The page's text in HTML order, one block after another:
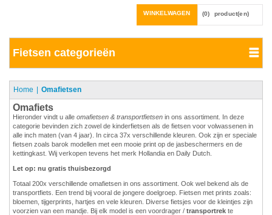
WINKELWAGEN (0) product(en)
Fietsen categorieën
Home Omafietsen
Omafiets
Hieronder vindt u alle omafietsen & transportfietsen in ons assortiment. In deze
categorie bevinden zich zowel de kinderfietsen als de fietsen voor volwassenen in
alle inch maten (van 4 jaar). In circa 37x verschillende kleuren. Ook zijn er speciale
fietsen zoals barok modellen met een mooie print op de jasbeschermers en de
kettingkast. Wij verkopen tevens het merk Hollandia en Daily Dutch.
Let op: nu gratis thuisbezorgd
Totaal 200x verschillende omafietsen in ons assortiment. Ook wel bekend als de
transportfiets. Een trend bij vooral de jongere doelgroep. Fietsen met prints zoals:
bloemen, tijgerprints, hartjes en vele kleuren. Diverse fietsjes voor de kleintjes zijn
voorzien van een mandje. Bij elk model is een voordrager / transportrek te